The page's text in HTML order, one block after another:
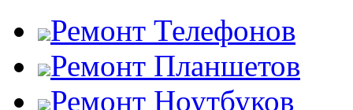
Ремонт Телефонов
Ремонт Планшетов
Ремонт Ноутбуков